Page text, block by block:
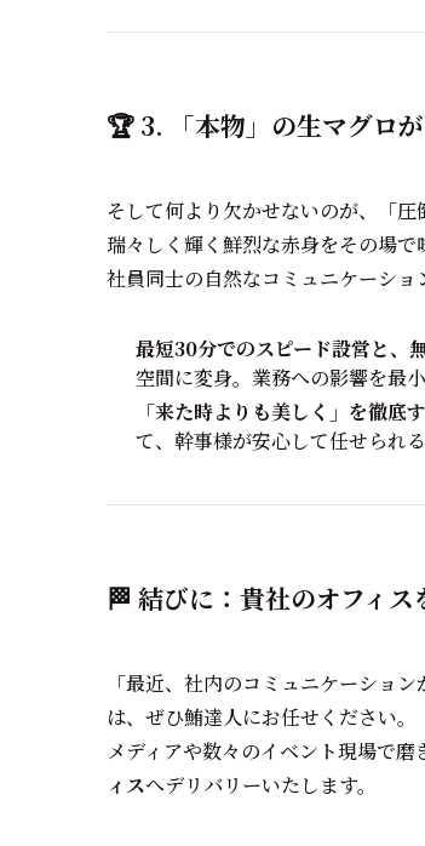
🏆 3. 「本物」の生マグロ
そして何より欠かせないのが、「圧
瑞々しく輝く鮮烈な赤身をその場
社員同士の自然なコミュニケーシ
最短30分でのスピード設営と、
空間に変身。業務への影響を最小
「来た時よりも美しく」を徹底
て、幹事様が安心して任せられ
🏁 結びに：貴社のオフィ
「最近、社内のコミュニケーショ
は、ぜひ鮪達人にお任せください。
メディアや数々のイベント現場で
ィスへデリバリーいたします。